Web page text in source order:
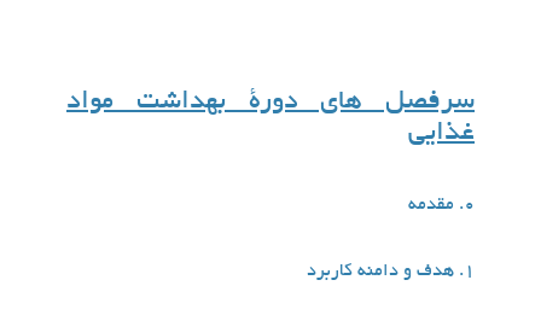
سرفصل های دورۀ بهداشت مواد
غذایی
0. مقدمه
1. هدف و دامنه کاربرد